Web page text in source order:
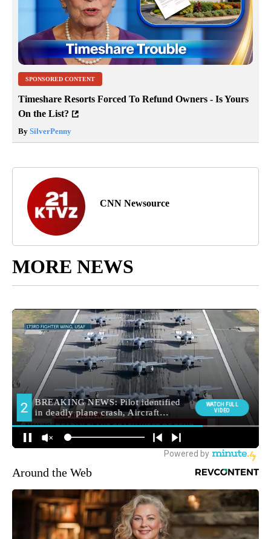
SPONSORED CONTENT
Timeshare Resorts Forced To Refund Owners - Is Yours
On the List?
By SilverPenny
CNN Newsource
MORE NEWS
Around the Web